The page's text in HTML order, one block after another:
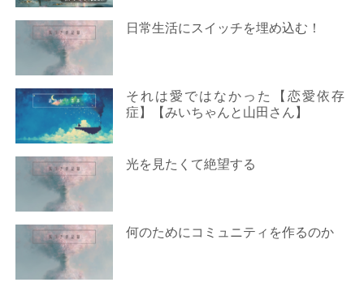
日常生活にスイッチを埋め込む！
それは愛ではなかった【恋愛依存
症】【みいちゃんと山田さん】
光を見たくて絶望する
何のためにコミュニティを作るのか